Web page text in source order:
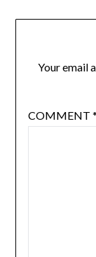
Your email
COMMENT *